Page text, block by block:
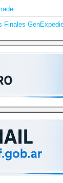
Finales